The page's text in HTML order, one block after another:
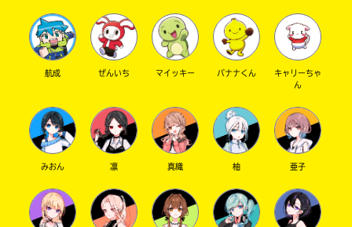
航成 ぜんいち マイッキー バナナくん
キャリーちゃ
ん
みおん 凛 真織 柚 亜子